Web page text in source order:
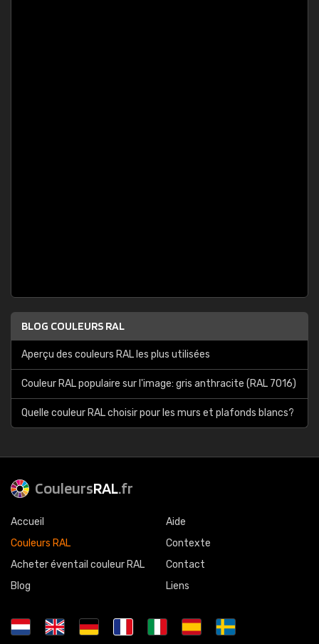
BLOG COULEURS RAL
Aperçu des couleurs RAL les plus utilisées
Couleur RAL populaire sur l'image: gris anthracite (RAL 7016)
Quelle couleur RAL choisir pour les murs et plafonds blancs?
CouleursRAL.fr
Accueil
Couleurs RAL
Acheter éventail couleur RAL
Blog
Aide
Contexte
Contact
Liens